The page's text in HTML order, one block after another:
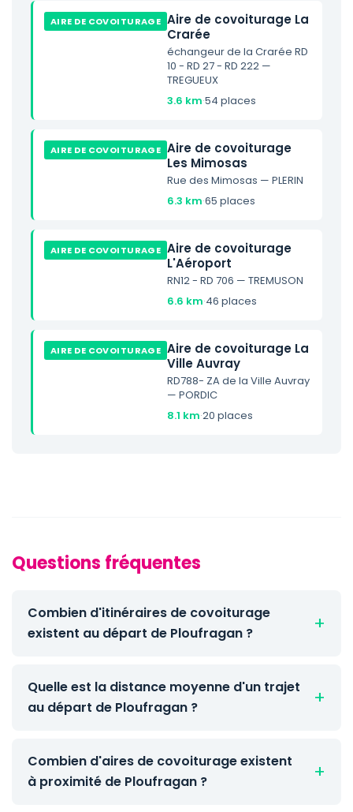
AIRE DE COVOITURAGE Aire de covoiturage La
Crarée
échangeur de la Crarée RD
10 - RD 27 - RD 222 —
TREGUEUX
3.6 km·54 places
AIRE DE COVOITURAGE Aire de covoiturage
Les Mimosas
Rue des Mimosas — PLERIN
6.3 km·65 places
AIRE DE COVOITURAGE Aire de covoiturage
L'Aéroport
RN12 - RD 706 — TREMUSON
6.6 km·46 places
AIRE DE COVOITURAGE Aire de covoiturage La
Ville Auvray
RD788- ZA de la Ville Auvray
— PORDIC
8.1 km·20 places
Questions fréquentes
Combien d'itinéraires de covoiturage
existent au départ de Ploufragan ?
Quelle est la distance moyenne d'un trajet
au départ de Ploufragan ?
Combien d'aires de covoiturage existent
à proximité de Ploufragan ?